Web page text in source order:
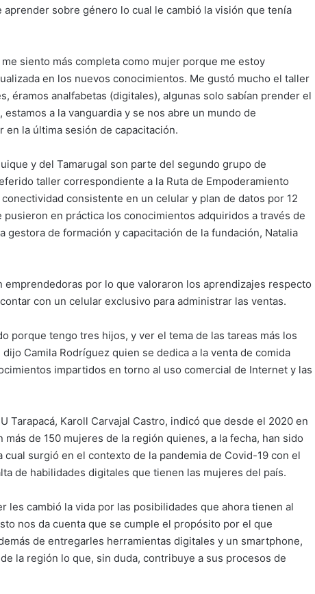
sobre género lo cual le cambió la visión que tenía
siento más completa como mujer porque me estoy
en los nuevos conocimientos. Me gustó mucho el taller
éramos analfabetas (digitales), algunas solo sabían prender el
a la vanguardia y se nos abre un mundo de
la última sesión de capacitación.
y del Tamarugal son parte del segundo grupo de
taller correspondiente a la Ruta de Empoderamiento
consistente en un celular y plan de datos por 12
en práctica los conocimientos adquiridos a través de
de formación y capacitación de la fundación, Natalia
por lo que valoraron los aprendizajes respecto
con un celular exclusivo para administrar las ventas.
porque tengo tres hijos, y ver el tema de las tareas más los
Camila Rodríguez quien se dedica a la venta de comida
impartidos en torno al uso comercial de Internet y las
Tarapacá, Karoll Carvajal Castro, indicó que desde el 2020 en
de 150 mujeres de la región quienes, a la fecha, han sido
surgió en el contexto de la pandemia de Covid-19 con el
de habilidades digitales que tienen las mujeres del país.
les cambió la vida por las posibilidades que ahora tienen al
nos da cuenta que se cumple el propósito por el que
de entregarles herramientas digitales y un smartphone,
la región lo que, sin duda, contribuye a sus procesos de